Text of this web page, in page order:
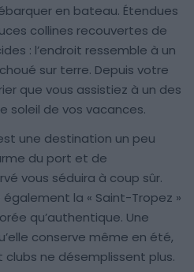
en bateau. Étendues
collines recouvertes de
: l’endroit ressemble à un
sur terre. Depuis votre
que vous assistiez à un des
soleil de vos vacances.
une destination un peu
du port et de
vous séduira à coup sûr.
également la « Saint-Tropez »
qu’authentique. Une
conserve même en été,
ne désemplissent plus.